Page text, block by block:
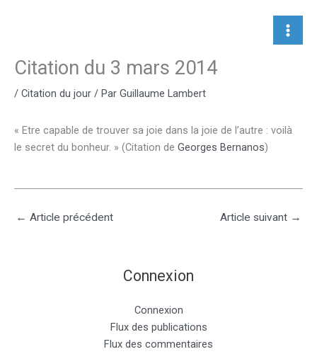
Citation du 3 mars 2014
/ Citation du jour / Par Guillaume Lambert
« Etre capable de trouver sa joie dans la joie de l’autre : voilà
le secret du bonheur. » (Citation de Georges Bernanos)
← Article précédent Article suivant →
Connexion
Connexion
Flux des publications
Flux des commentaires